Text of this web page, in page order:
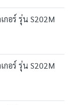
กอร์ รุ่น S202M
กอร์ รุ่น S202M